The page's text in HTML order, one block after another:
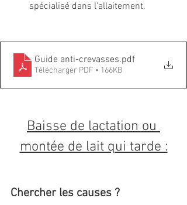
spécialisé dans l'allaitement.
Guide anti-crevasses.pdf
Télécharger PDF • 166KB
Baisse de lactation ou
montée de lait qui tarde :
Chercher les causes ?